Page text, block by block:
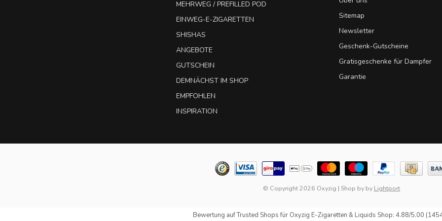
MEHRWEG / PREFILLED POD
EINWEG-E-ZIGARETTEN
SHISHAS
ANGEBOTE
GUTSCHEIN
DEMNÄCHST IM SHOP
EMPFOHLEN
INSPIRATION
Sitemap
Newsletter
Geschenk-Gutscheine
Gratisgeschenke für Dampfer
Garantie
© Copyright 2026 Oxyzig | Shop by by Lightport
Bewertung aufTrusted Shopsfür Oxyzig E-Zigaretten & Liquids Shop: 4.88/5.00